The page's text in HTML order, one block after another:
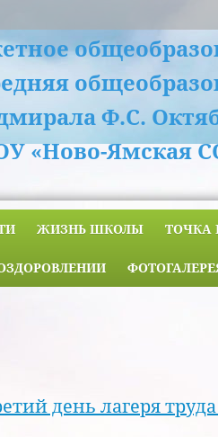
Ф.С.
«Ново-Ямская
ЖИЗНЬ ШКОЛЫ ТОЧКА
день лагеря